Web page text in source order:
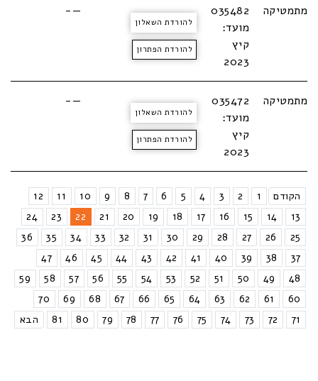
מתמטיקה
035482
מועד:
קיץ
2023
להורדת השאלון
להורדת הפתרון
—-
מתמטיקה
035472
מועד:
קיץ
2023
להורדת השאלון
להורדת הפתרון
—-
הקודם 1
2
3
4
5
6
7
8
9
10
11
12
13
14
15
16
17
18
19
20
21
22
23
24
25
26
27
28
29
30
31
32
33
34
35
36
37
38
39
40
41
42
43
44
45
46
47
48
49
50
51
52
53
54
55
56
57
58
59
60
61
62
63
64
65
66
67
68
69
70
71
72
73
74
75
76
77
78
79
80
81 הבא